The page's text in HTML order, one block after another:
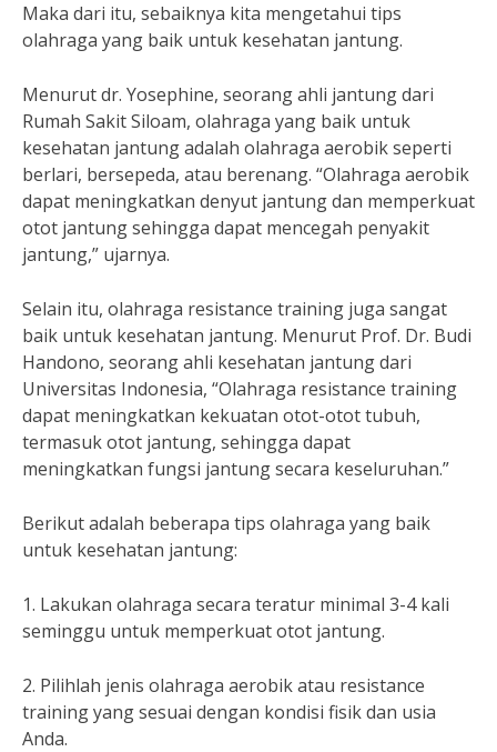
Maka dari itu, sebaiknya kita mengetahui tips
olahraga yang baik untuk kesehatan jantung.
Menurut dr. Yosephine, seorang ahli jantung dari
Rumah Sakit Siloam, olahraga yang baik untuk
kesehatan jantung adalah olahraga aerobik seperti
berlari, bersepeda, atau berenang. “Olahraga aerobik
dapat meningkatkan denyut jantung dan memperkuat
otot jantung sehingga dapat mencegah penyakit
jantung,” ujarnya.
Selain itu, olahraga resistance training juga sangat
baik untuk kesehatan jantung. Menurut Prof. Dr. Budi
Handono, seorang ahli kesehatan jantung dari
Universitas Indonesia, “Olahraga resistance training
dapat meningkatkan kekuatan otot-otot tubuh,
termasuk otot jantung, sehingga dapat
meningkatkan fungsi jantung secara keseluruhan.”
Berikut adalah beberapa tips olahraga yang baik
untuk kesehatan jantung:
1. Lakukan olahraga secara teratur minimal 3-4 kali
seminggu untuk memperkuat otot jantung.
2. Pilihlah jenis olahraga aerobik atau resistance
training yang sesuai dengan kondisi fisik dan usia
Anda.